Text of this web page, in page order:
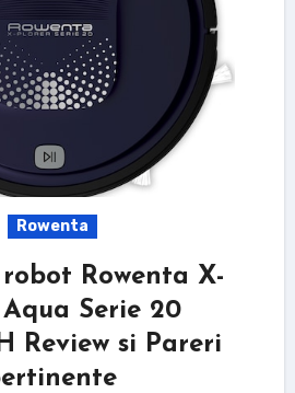
Rowenta
Rowenta X-
Serie 20
Review si Pareri